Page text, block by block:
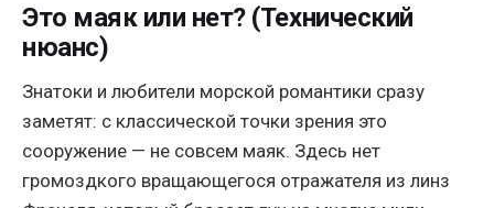
Это маяк или нет? (Технический
нюанс)
Знатоки и любители морской романтики сразу
заметят: с классической точки зрения это
сооружение — не совсем маяк. Здесь нет
громоздкого вращающегося отражателя из линз